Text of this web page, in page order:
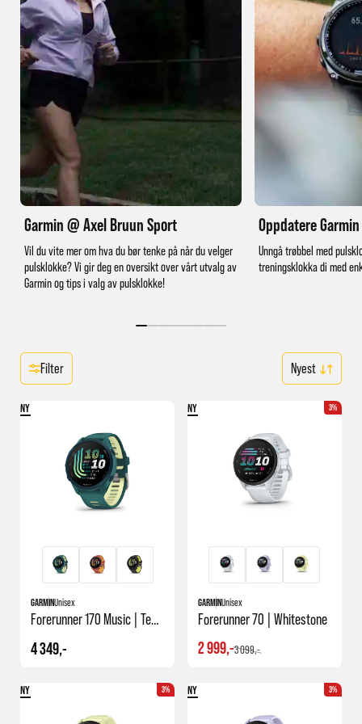
Garmin @ Axel Bruun Sport
Vil du vite mer om hva du bør tenke på når du velger
pulsklokke? Vi gir deg en oversikt over vårt utvalg av
Garmin og tips i valg av pulsklokke!
Oppdatere
Unngå trøbbel med
treningsklokka di med
Filter
NY
GARMINUnisex
Forerunner 170 Music | Teal Green/citron
4 349,-
NY 3%
GARMINUnisex
Forerunner 70 | Whitestone
3 099,-
2 999,-
NY 3% NY 3%